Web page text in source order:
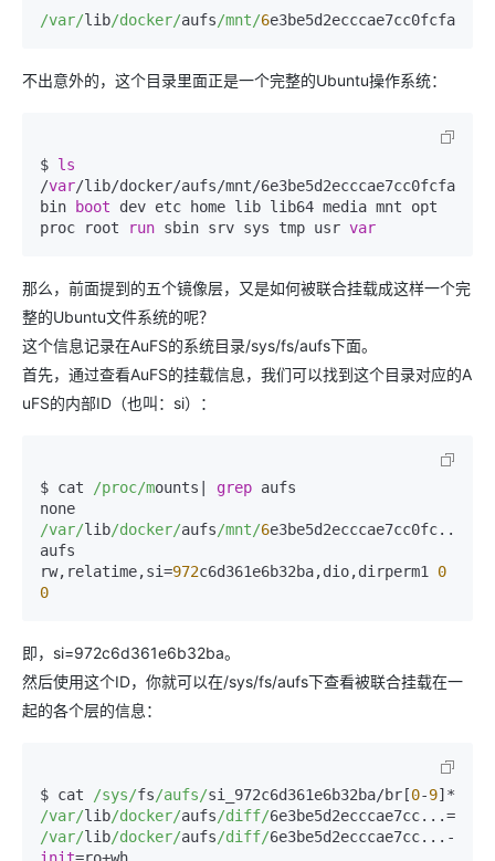
/var/lib/docker/aufs/mnt/6
不出意外的，这个目录里面正是一个完整的Ubuntu操作系统：
$ ls
/var/lib/docker/aufs/mnt/
bin
boot dev etc home lib lib64 media mnt opt
proc root
run sbin srv sys tmp usr var
那么，前面提到的五个镜像层，又是如何被联合挂载成这样一个完
整的Ubuntu文件系统的呢？
这个信息记录在AuFS的系统目录/sys/fs/aufs下面。
首先，通过查看AuFS的挂载信息，我们可以找到这个目录对应的A
uFS的内部ID（也叫：si）：
$ cat /proc/mounts| grep aufs
/var/lib/docker/aufs/mnt/6e3be5d2ecccae7cc0fc...
aufs
rw,relatime,si=972c6d361e6b32ba,dio,dirperm1 0
0
即，si=972c6d361e6b32ba。
然后使用这个ID，你就可以在/sys/fs/aufs下查看被联合挂载在一
起的各个层的信息：
$ cat /sys/fs/aufs/si_972c6d361e6b32ba/br[0-9] *
/var/lib/docker/aufs/diff/6e3be5d2ecccae7cc...=
/var/lib/docker/aufs/diff/6e3be5d2ecccae7cc...-